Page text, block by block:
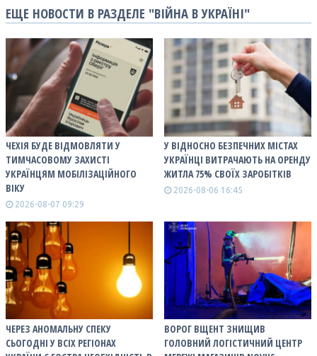
ЕЩЕ НОВОСТИ В РАЗДЕЛЕ "ВІЙНА В УКРАЇНІ"
ЧЕХІЯ БУДЕ ВІДМОВЛЯТИ У
ТИМЧАСОВОМУ ЗАХИСТІ
УКРАЇНЦЯМ МОБІЛІЗАЦІЙНОГО
ВІКУ
2026-08-07 09:29
У ВІДНОСНО БЕЗПЕЧНИХ МІСТАХ
УКРАЇНЦІ ВИТРАЧАЮТЬ НА ОРЕНДУ
ЖИТЛА 75% СВОЇХ ЗАРОБІТКІВ
2026-08-06 16:45
ЧЕРЕЗ АНОМАЛЬНУ СПЕКУ
СЬОГОДНІ У ВСІХ РЕГІОНАХ
ВОРОГ ВЩЕНТ ЗНИЩИВ
ГОЛОВНИЙ ЛОГІСТИЧНИЙ ЦЕНТР